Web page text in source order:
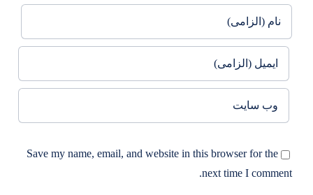
Save my name, email, and website in this browser for the
next time I comment.